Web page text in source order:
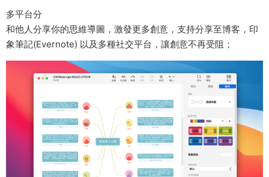
多平台分
和他人分享你的思維導圖，激發更多創意，支持分享至博客，印
象筆記(Evernote) 以及多種社交平台，讓創意不再受阻；